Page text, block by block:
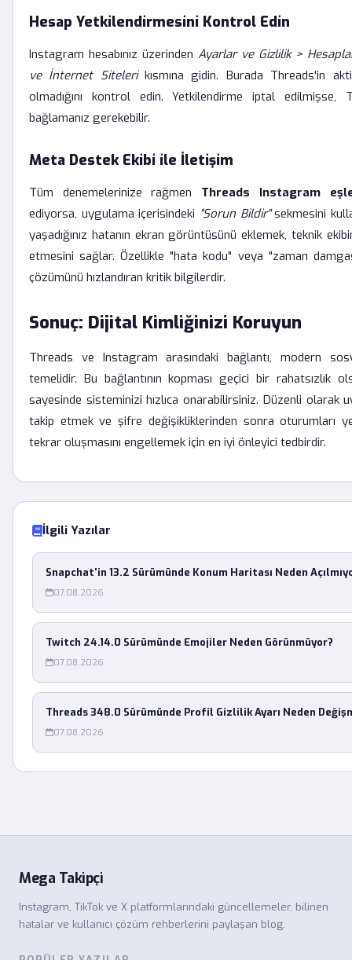
Hesap Yetkilendirmesini Kontrol Edin
Instagram hesabınız üzerinden Ayarlar ve Gizlilik >
ve İnternet Sitelerikısmına gidin. Burada Threads'in
olmadığını kontrol edin. Yetkilendirme iptal edilmişse,
bağlamanız gerekebilir.
Meta Destek Ekibi ile İletişim
Tüm denemelerinize rağmen Threads Instagram
ediyorsa, uygulama içerisindeki "Sorun Bildir"sekmesini
yaşadığınız hatanın ekran görüntüsünü eklemek, teknik
etmesini sağlar. Özellikle "hata kodu" veya "zaman
çözümünü hızlandıran kritik bilgilerdir.
Sonuç: Dijital Kimliğinizi Koruyun
Threads ve Instagram arasındaki bağlantı, modern
temelidir. Bu bağlantının kopması geçici bir rahatsızlık
sayesinde sisteminizi hızlıca onarabilirsiniz. Düzenli olarak
takip etmek ve şifre değişikliklerinden sonra oturumları
tekrar oluşmasını engellemek için en iyi önleyici tedbirdir.
İlgili Yazılar
Snapchat'in 13.2 Sürümünde Konum Haritası Neden
07.08.2026
Twitch 24.14.0 Sürümünde Emojiler Neden Görünmüyor?
07.08.2026
Threads 348.0 Sürümünde Profil Gizlilik Ayarı Neden
07.08.2026
Mega Takipçi
Instagram, TikTok ve X platformlarındaki güncellemeler, bilinen
hatalar ve kullanıcı çözüm rehberlerini paylaşan blog.